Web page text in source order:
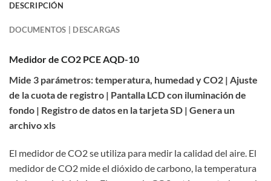
DESCRIPCIÓN
DOCUMENTOS | DESCARGAS
Medidor de CO2 PCE AQD-10
Mide 3 parámetros: temperatura, humedad y CO2 | Ajuste
de la cuota de registro | Pantalla LCD con iluminación de
fondo | Registro de datos en la tarjeta SD | Genera un
archivo xls
El medidor de CO2 se utiliza para medir la calidad del aire. El
medidor de CO2 mide el dióxido de carbono, la temperatura